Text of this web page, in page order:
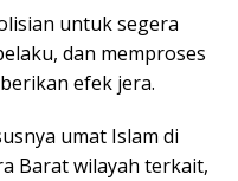
untuk segera
dan memproses
efek jera.
umat Islam di
Barat wilayah terkait,